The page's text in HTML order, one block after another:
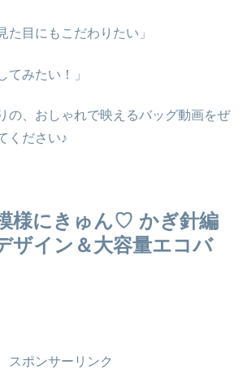
た目にもこだわりたい」
てみたい！」
の、 おしゃれで映えるバッグ動画をぜ
ください♪
様にきゅん♡ かぎ針編
ザイン＆大容量エコバ
スポンサーリンク